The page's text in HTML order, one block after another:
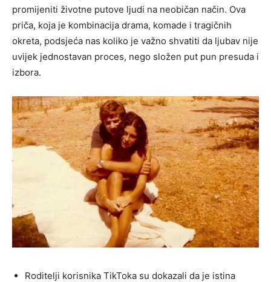
promijeniti životne putove ljudi na neobičan način. Ova
priča, koja je kombinacija drama, komade i tragičnih
okreta, podsjeća nas koliko je važno shvatiti da ljubav nije
uvijek jednostavan proces, nego složen put pun presuda i
izbora.
Roditelji korisnika TikToka su dokazali da je istina